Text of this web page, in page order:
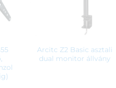
Arcitc Z2 Basic asztali
dual monitor állvány